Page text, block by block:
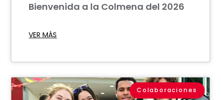
Bienvenida a la Colmena del 2026
VER MÁS
Colaboraciones